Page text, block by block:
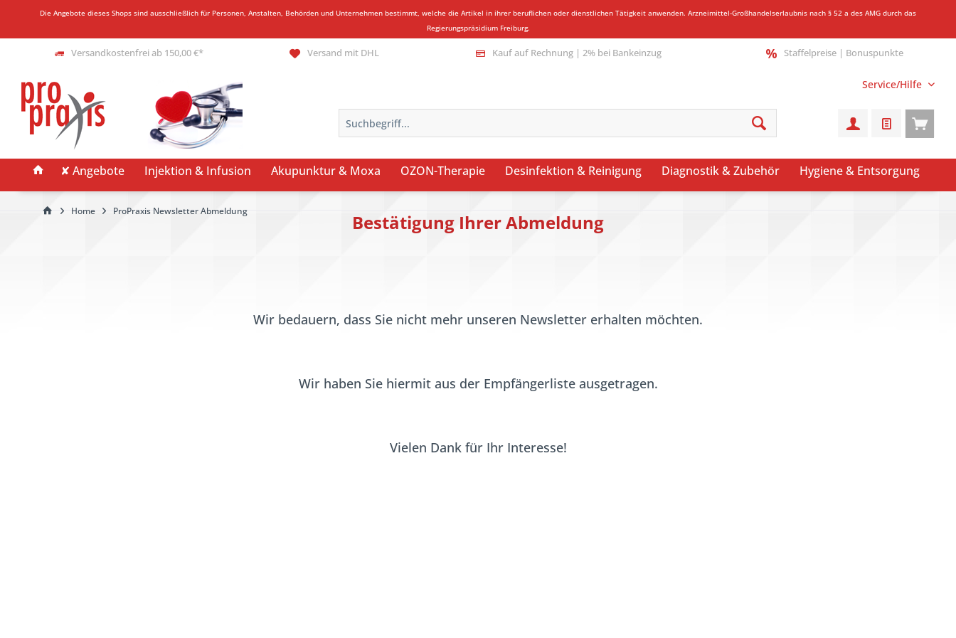
Die Angebote dieses Shops sind ausschließlich für Personen, Anstalten, Behörden und Unternehmen bestimmt, welche die Artikel in ihrer beruflichen oder dienstlichen Tätigkeit anwenden. Arzneimittel-Großhandelserlaubnis nach § 52 a des AMG durch das
Regierungspräsidium Freiburg.
Versandkostenfrei ab 150,00 €* Versand mit DHL Kauf auf Rechnung | 2% bei Bankeinzug Staffelpreise | Bonuspunkte
Service/Hilfe
✘ Angebote Injektion & Infusion Akupunktur & Moxa OZON-Therapie Desinfektion & Reinigung Diagnostik & Zubehör Hygiene & Entsorgung
Home ProPraxis Newsletter Abmeldung Bestätigung Ihrer Abmeldung
Wir bedauern, dass Sie nicht mehr unseren Newsletter erhalten möchten.
Wir haben Sie hiermit aus der Empfängerliste ausgetragen.
Vielen Dank für Ihr Interesse!